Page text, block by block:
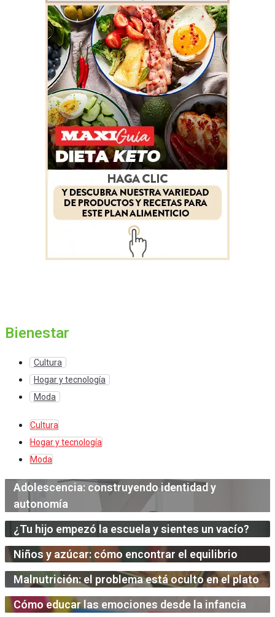
Bienestar
Cultura
Hogar y tecnología
Moda
Cultura
Hogar y tecnología
Moda
Adolescencia: construyendo identidad y
autonomía
¿Tu hijo empezó la escuela y sientes un vacío?
Niños y azúcar: cómo encontrar el equilibrio
Malnutrición: el problema está oculto en el plato
Cómo educar las emociones desde la infancia